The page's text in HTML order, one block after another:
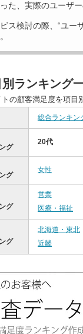
た、実際のユーザ
ス検討の際、“ユー
ランキング
の顧客満足度を項目
総合ランキン
グ
20代
グ
女性
グ
営業
医療・福祉
グ
北海道・東北
近畿